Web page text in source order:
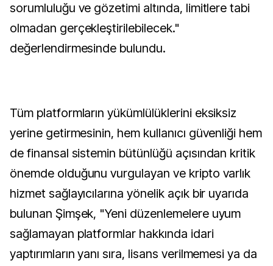
sorumluluğu ve gözetimi altında, limitlere tabi
olmadan gerçekleştirilebilecek."
değerlendirmesinde bulundu.
Tüm platformların yükümlülüklerini eksiksiz
yerine getirmesinin, hem kullanıcı güvenliği hem
de finansal sistemin bütünlüğü açısından kritik
önemde olduğunu vurgulayan ve kripto varlık
hizmet sağlayıcılarına yönelik açık bir uyarıda
bulunan Şimşek, "Yeni düzenlemelere uyum
sağlamayan platformlar hakkında idari
yaptırımların yanı sıra, lisans verilmemesi ya da